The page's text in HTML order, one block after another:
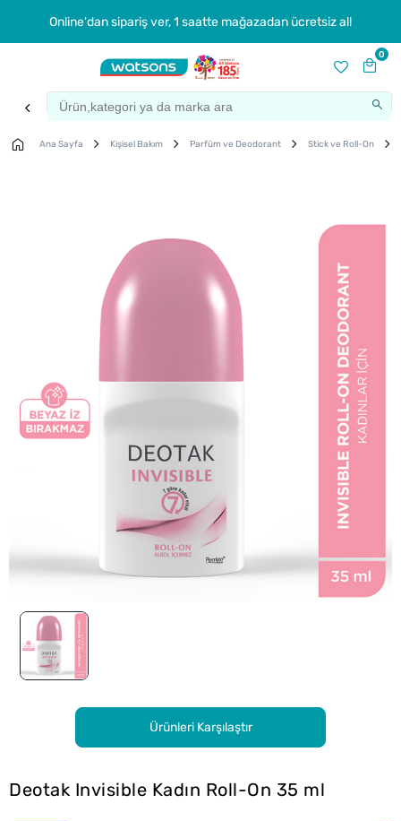
Online'dan sipariş ver, 1 saatte mağazadan ücretsiz al!
0
Ana Sayfa Kişisel Bakım Parfüm ve Deodorant Stick ve Roll-On
Ürünleri Karşılaştır
Deotak Invisible Kadın Roll-On 35 ml